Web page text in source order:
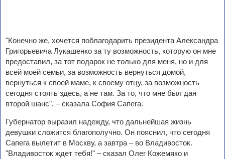
"Конечно же, хочется поблагодарить президента Александра
Григорьевича Лукашенко за ту возможность, которую он мне
предоставил, за тот подарок не только для меня, но и для
всей моей семьи, за возможность вернуться домой,
вернуться к своей маме, к своему отцу, за возможность
сегодня стоять здесь, а не там. За то, что мне был дан
второй шанс", – сказала София Сапега.
Губернатор выразил надежду, что дальнейшая жизнь
девушки сложится благополучно. Он пояснил, что сегодня
Сапега вылетит в Москву, а завтра – во Владивосток.
"Владивосток ждет тебя!" – сказал Олег Кожемяко и